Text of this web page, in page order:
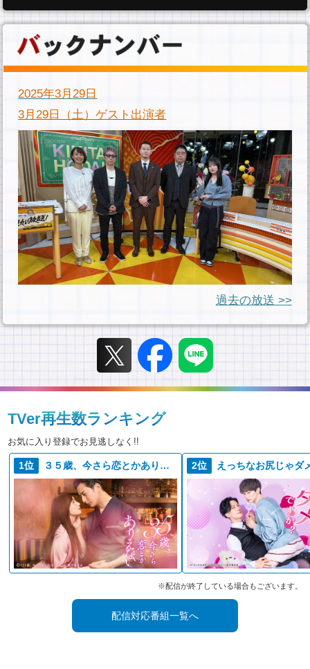
2025年3月29日
3月29日（土）ゲスト出演者
過去の放送 >>
TVer再生数ランキング
お気に入り登録でお見逃しなく!!
1位 ３５歳、今さら恋とかありえない 2位
※配信が終了している場合もございます。
配信対応番組一覧へ